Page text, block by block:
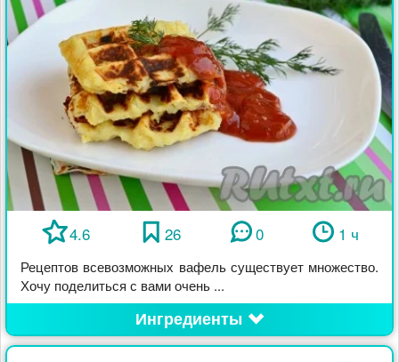
4.6 26 0 1 ч
Рецептов всевозможных вафель существует множество.
Хочу поделиться с вами очень ...
Ингредиенты